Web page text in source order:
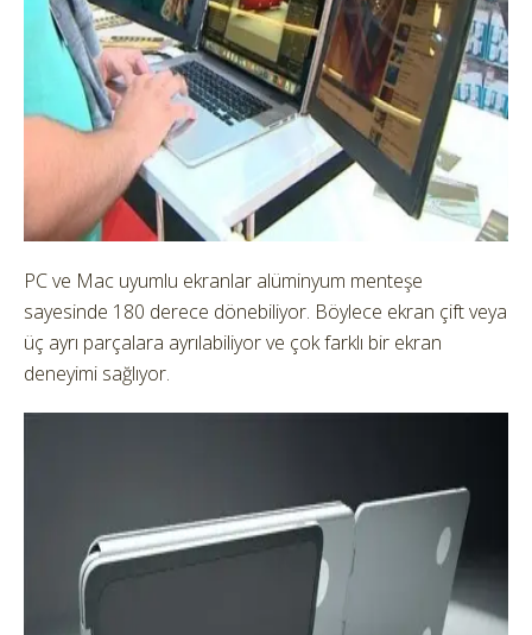
PC ve Mac uyumlu ekranlar alüminyum menteşe
sayesinde 180 derece dönebiliyor. Böylece ekran çift veya
üç ayrı parçalara ayrılabiliyor ve çok farklı bir ekran
deneyimi sağlıyor.